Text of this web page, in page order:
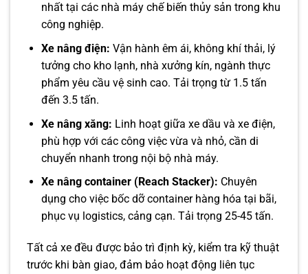
nhất tại các nhà máy chế biến thủy sản trong khu
công nghiệp.
Xe nâng điện: Vận hành êm ái, không khí thải, lý
tưởng cho kho lạnh, nhà xưởng kín, ngành thực
phẩm yêu cầu vệ sinh cao. Tải trọng từ 1.5 tấn
đến 3.5 tấn.
Xe nâng xăng: Linh hoạt giữa xe dầu và xe điện,
phù hợp với các công việc vừa và nhỏ, cần di
chuyển nhanh trong nội bộ nhà máy.
Xe nâng container (Reach Stacker): Chuyên
dụng cho việc bốc dỡ container hàng hóa tại bãi,
phục vụ logistics, cảng cạn. Tải trọng 25-45 tấn.
Tất cả xe đều được bảo trì định kỳ, kiểm tra kỹ thuật
trước khi bàn giao, đảm bảo hoạt động liên tục